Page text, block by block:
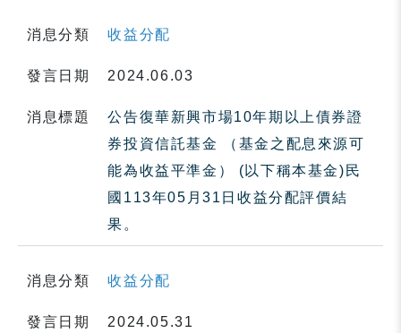
消息分類 收益分配
發言日期 2024.06.03
消息標題
公告復華新興市場10年期以上債券證
券投資信託基金 （基金之配息來源可
能為收益平準金） (以下稱本基金)民
國113年05月31日收益分配評價結
果。
消息分類 收益分配
發言日期 2024.05.31